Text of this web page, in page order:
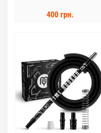
400 грн.